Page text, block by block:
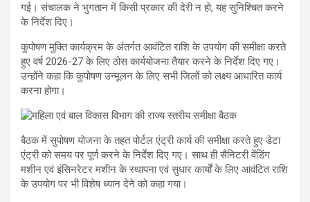
गई। संचालक ने भुगतान में किसी प्रकार की देरी न हो, यह सुनिश्चित करने
के निर्देश दिए।
कुपोषण मुक्ति कार्यक्रम के अंतर्गत आवंटित राशि के उपयोग की समीक्षा करते
हुए वर्ष 2026-27 के लिए ठोस कार्ययोजना तैयार करने के निर्देश दिए गए।
उन्होंने कहा कि कुपोषण उन्मूलन के लिए सभी जिलों को लक्ष्य आधारित कार्य
करना होगा।
बैठक में सुपोषण योजना के तहत पोर्टल एंट्री कार्य की समीक्षा करते हुए डेटा
एंट्री को समय पर पूर्ण करने के निर्देश दिए गए। साथ ही सैनिटरी वेंडिंग
मशीन एवं इंसिनरेटर मशीन के स्थापना एवं सुधार कार्यों के लिए आवंटित राशि
के उपयोग पर भी विशेष ध्यान देने को कहा गया।